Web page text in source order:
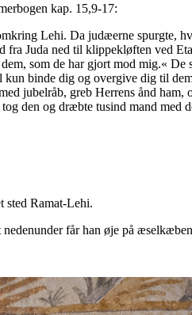
kap. 15,9-17:
Lehi. Da judæerne spurgte,
Juda ned til klippekløften ved
som de har gjort mod mig.«
binde dig og overgive dig til
jubelråb, greb Herrens ånd ham,
den og dræbte tusind mand med
sted Ramat-Lehi.
får han øje på